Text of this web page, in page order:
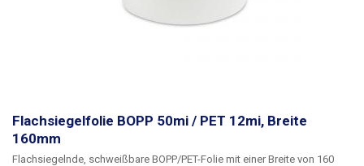
Flachsiegelfolie BOPP 50mi / PET 12mi, Breite
160mm
Flachsiegelnde, schweißbare BOPP/PET-Folie mit einer Breite von 160